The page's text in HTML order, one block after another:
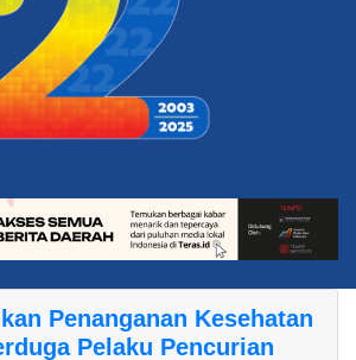
Penanganan Kesehatan
Pelaku Pencurian